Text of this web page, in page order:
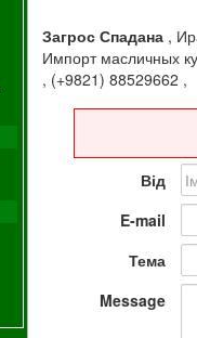
Загрос Спадана,
Импорт масличных
, (+9821) 88529662 ,
Від
E-mail
Тема
Message